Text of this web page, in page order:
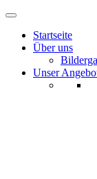
Startseite
Über uns
Unser